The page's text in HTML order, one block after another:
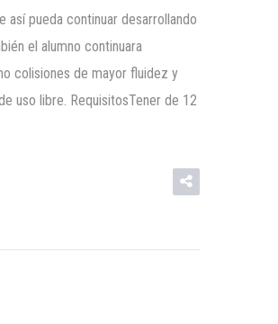
pueda continuar desarrollando
el alumno continuara
colisiones de mayor fluidez y
uso libre. RequisitosTener de 12